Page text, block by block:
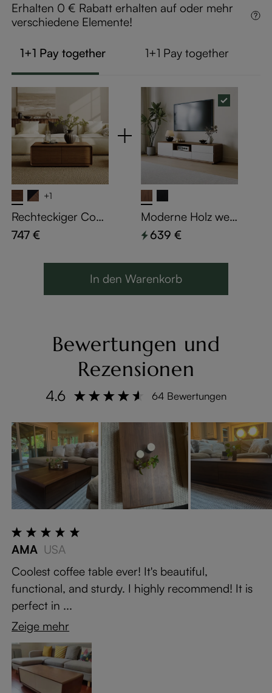
Erhalten 0 € Rabatt erhalten auf oder mehr
verschiedene Elemente!
1+1 Pay together 1+1 Pay together
+1
Rechteckiger Couc
htisch 100 cm in
Walnuss-Optik mit
ufbewahrungsfach
- Mid-Century Mo
747 €
Moderne Holz wei
ße TV-Ständer
639 €
In den Warenkorb
Bewertungen und
Rezensionen
4.6 64 Bewertungen
AMA USA
Coolest coffee table ever! It's beautiful,
functional, and sturdy. I highly recommend! It is
perfect in ...
Zeige mehr